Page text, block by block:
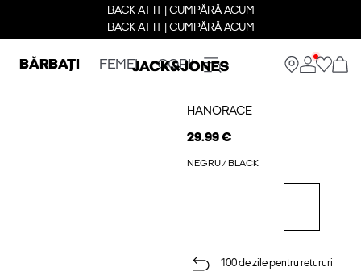
BACK AT IT | CUMPĂRĂ ACUM
BACK AT IT | CUMPĂRĂ ACUM
BĂRBAȚI FEMEI COPII
HANORACE
29.99 €
NEGRU / BLACK
100 de zile pentru retururi